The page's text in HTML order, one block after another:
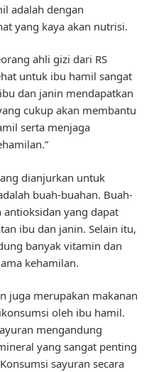
adalah dengan
yang kaya akan nutrisi.
ahli gizi dari RS
untuk ibu hamil sangat
dan janin mendapatkan
cukup akan membantu
serta menjaga
dianjurkan untuk
buah-buahan. Buah-
antioksidan yang dapat
ibu dan janin. Selain itu,
banyak vitamin dan
kehamilan.
juga merupakan makanan
oleh ibu hamil.
mengandung
yang sangat penting
sayuran secara